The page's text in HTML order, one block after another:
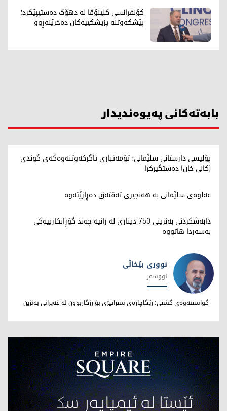
کۆنفرانسی کلینۆڤا لە دهۆک دەستیپێکرد؛
پێشکەوتنە پزیشکییەکان دەخرێنەڕوو
بابەتەکانی پەیوەندیدار
پۆلیسی دارستانی سلێمانی: تۆمەتباری ئاگرکەوتنەوەکەی گوندی
(کانی خان) دەستگیرکرا
عەلوەی سلێمانی بە هەنجیری تەقتەق دەڕازێتەوە
دابەشکردنی بەنزینی 750 دیناری لە رانیە چه‌ند گۆڕانكارییه‌كی
بەسەردا هاتووە
نووری بێخاڵی
نووری بێخاڵی
نووسەر
گواستنەوەی گشتی؛ رێگاچارەی ستراتیژی بۆ رزگاربوون لە قەیرانی بەنزین